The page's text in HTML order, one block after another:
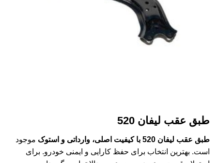
طبق عقب لیفان 520
طبق عقب لیفان 520 با کیفیت اصلی، وارداتی و استوک
موجود
است. بهترین انتخاب برای حفظ کارایی و ایمنی خودرو. برای